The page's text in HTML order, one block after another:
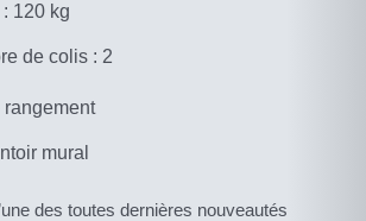
120 kg
de colis : 2
rangement
mural
des toutes dernières nouveautés